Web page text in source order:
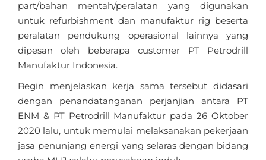
part/bahan mentah/peralatan yang digunakan
untuk refurbishment dan manufaktur rig beserta
peralatan pendukung operasional lainnya yang
dipesan oleh beberapa customer PT Petrodrill
Manufaktur Indonesia.
Begin menjelaskan kerja sama tersebut didasari
dengan penandatanganan perjanjian antara PT
ENM & PT Petrodrill Manufaktur pada 26 Oktober
2020 lalu, untuk memulai melaksanakan pekerjaan
jasa penunjang energi yang selaras dengan bidang